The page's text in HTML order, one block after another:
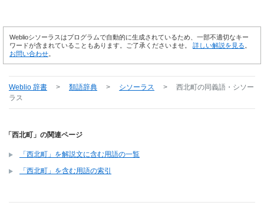
Weblioシソーラスはプログラムで自動的に生成されているため、一部不適切なキー
ワードが含まれていることもあります。ご了承くださいませ。 詳しい解説を見る
お問い合わせ
Weblio 辞書 > 類語辞典 > シソーラス > 西北町の同義語・シソー
ラス
「西北町」の関連ページ
「西北町」を解説文に含む用語の一覧
「西北町」を含む用語の索引